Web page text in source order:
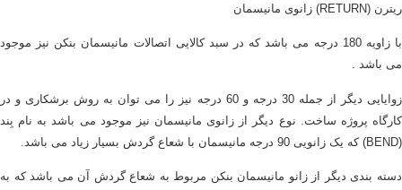
ریترن (RETURN) زانوی مانیسمان
با زاویه 180 درجه می باشد که در سبد کالایی اتصالات مانیسمان بنکن نیز موجود
می باشد .
زوایایی دیگر از جمله 30 درجه و 60 درجه نیز را می توان به روش برشکاری و در
کارگاه پروژه ساخت. نوع دیگر از زانوی مانیسمان نیز موجود می باشد به نام بِند
(BEND) که یک زانویی 90 درجه مانیسمان با شعاع گردش بسیار زیاد می باشد.
دسته بندی دیگر از زانو مانیسمان بنکن مربوط به شعاع گردش آن می باشد که به